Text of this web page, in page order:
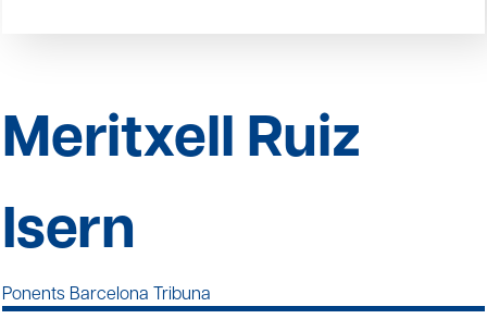
Meritxell Ruiz
Isern
Ponents Barcelona Tribuna